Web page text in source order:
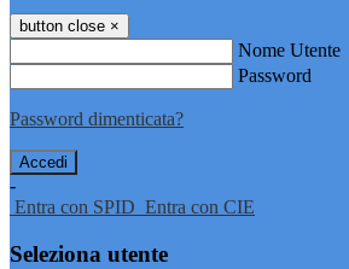
button close ×
Nome Utente
Password
Password dimenticata?
-
Entra con SPID Entra con CIE
Seleziona utente